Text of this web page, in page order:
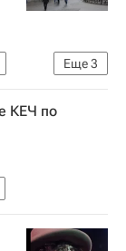
Еще3
КЕЧ по